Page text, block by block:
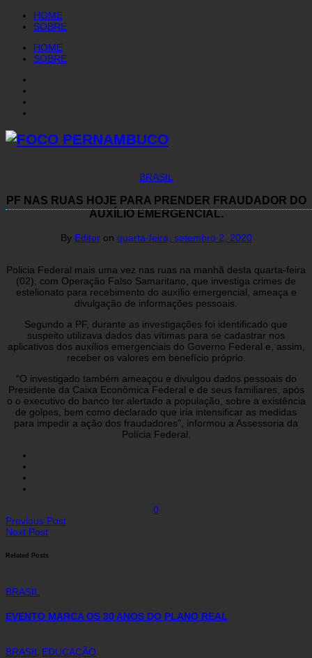
HOME
SOBRE
HOME
SOBRE
BRASIL
PF NAS RUAS HOJE PARA PRENDER FRAUDADOR DO
AUXÍLIO EMERGENCIAL.
By Editor on quarta-feira, setembro 2, 2020
Policia Federal mais uma vez nas ruas na manhã desta quarta-feira
(02), com Operação Falso Samaritano, que investiga crimes de
estelionato para recebimento do auxílio emergencial, ameaça e
divulgação de informações pessoais.
Segundo a PF, durante as investigações foi identificado que
suspeito utilizava dados das vítimas para se cadastrar nos
aplicativos dos auxílios emergenciais do Governo Federal e, assim,
receber os valores em benefício próprio.
“O investigado também ameaçou e divulgou dados pessoais do
Presidente da Caixa Econômica Federal e de seus familiares, após
o o executivo do banco ter alertado a população, sobre a existência
de golpes, bem como declarado que iria intensificar as medidas
para impedir a ação dos fraudadores”, informou a Assessoria da
Polícia Federal.
0
Previous Post
Next Post
Related Posts
BRASIL
EVENTO MARCA OS 30 ANOS DO PLANO REAL
BRASIL EDUCAÇÃO